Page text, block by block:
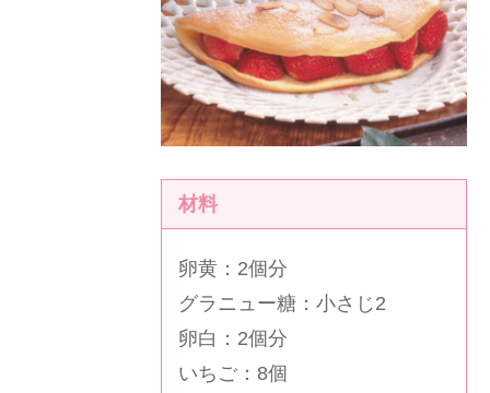
材料
卵黄：2個分
グラニュー糖：小さじ2
卵白：2個分
いちご：8個